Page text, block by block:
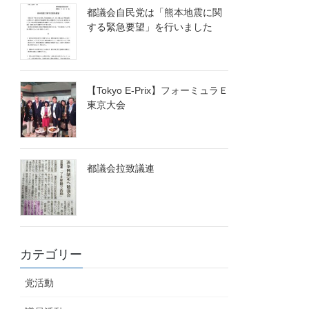
都議会自民党は「熊本地震に関
する緊急要望」を行いました
【Tokyo E-Prix】フォーミュラＥ
東京大会
都議会拉致議連
カテゴリー
党活動